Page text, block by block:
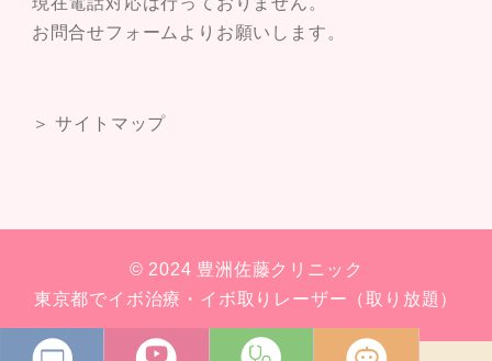
お問合せフォームよりお願いします。
＞ サイトマップ
© 2024 豊洲佐藤クリニック
東京都でイボ治療・イボ取りレーザー（取り放題）